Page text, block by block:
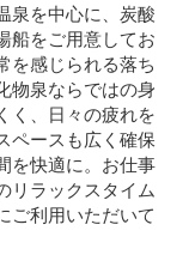
泉を中心に、炭酸
船をご用意してお
を感じられる落ち
物泉ならではの身
く、日々の疲れを
ペースも広く確保
を快適に。お仕事
リラックスタイム
ご利用いただいて